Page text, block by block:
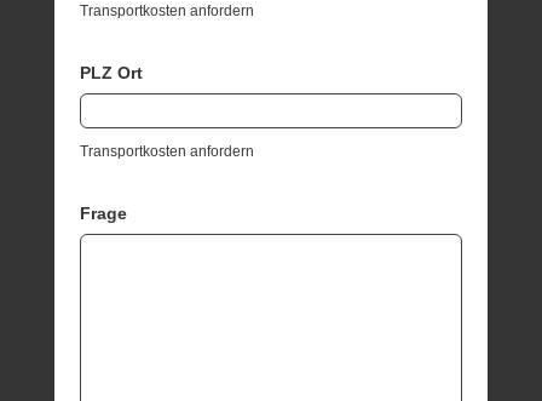
Transportkosten anfordern
PLZ Ort
Transportkosten anfordern
Frage